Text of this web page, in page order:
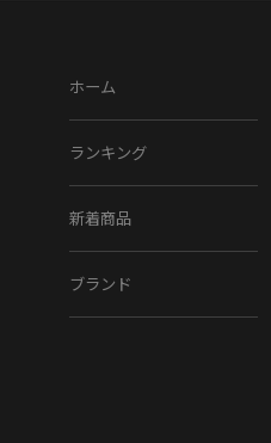
ホーム
ランキング
新着商品
ブランド